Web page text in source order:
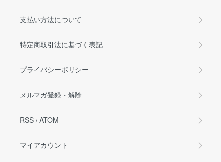
支払い方法について
特定商取引法に基づく表記
プライバシーポリシー
メルマガ登録・解除
RSS / ATOM
マイアカウント